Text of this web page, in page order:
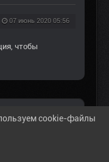
07 июнь 2020 05:56
, чтобы
cookie-файлы